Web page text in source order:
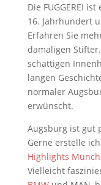
Die FUGGEREI
16. Jahrhundert
Erfahren Sie
damaligen
schattigen
langen
normaler
erwünscht.
Augsburg ist gut
Gerne erstelle
Highlights
Vielleicht